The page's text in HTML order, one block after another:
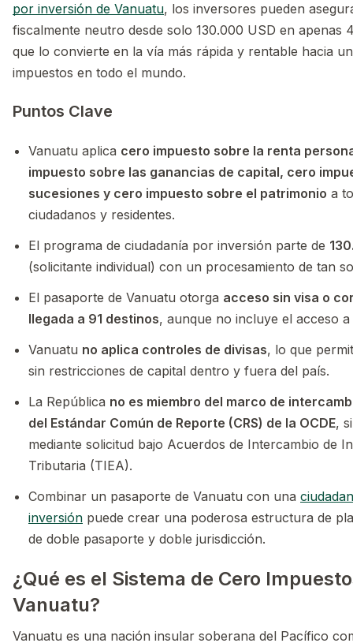
por inversión de Vanuatu, los inversores pueden
fiscalmente neutro desde solo 130.000 USD en apenas
que lo convierte en la vía más rápida y rentable hacia
impuestos en todo el mundo.
Puntos Clave
Vanuatu aplica cero impuesto sobre la renta
impuesto sobre las ganancias de capital, cero
sucesiones y cero impuesto sobre el patrimonio a
ciudadanos y residentes.
El programa de ciudadanía por inversión parte de
(solicitante individual) con un procesamiento de tan
El pasaporte de Vanuatu otorga acceso sin visa o
llegada a 91 destinos, aunque no incluye el acceso
Vanuatu no aplica controles de divisas, lo que
sin restricciones de capital dentro y fuera del país.
La República no es miembro del marco de
del Estándar Común de Reporte (CRS) de la OCDE,
mediante solicitud bajo Acuerdos de Intercambio de
Tributaria (TIEA).
Combinar un pasaporte de Vanuatu con una
inversión puede crear una poderosa estructura de
de doble pasaporte y doble jurisdicción.
¿Qué es el Sistema de Cero
Vanuatu?
Vanuatu es una nación insular soberana del Pacífico